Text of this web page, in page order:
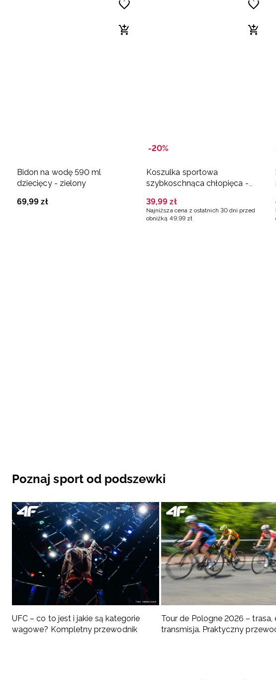
Bidon na wodę 590 ml
dziecięcy - zielony
69,99 zł
-20%
Koszulka sportowa
szybkoschnąca chłopięca -
39,99 zł
Najniższa cena z ostatnich 30 dni przed
obniżką 49,99 zł
Poznaj sport od podszewki
UFC – co to jest i jakie są kategorie
wagowe? Kompletny przewodnik
Tour de Pologne 2026 – trasa,
transmisja. Praktyczny